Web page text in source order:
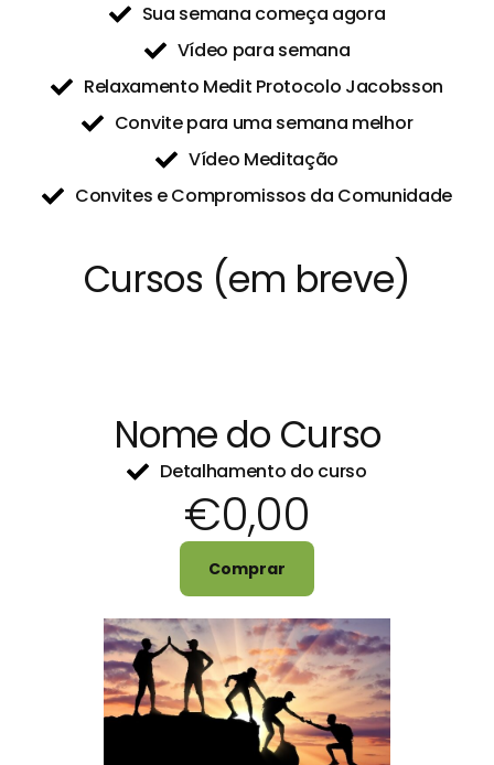
Sua semana começa agora
Vídeo para semana
Relaxamento Medit Protocolo Jacobsson
Convite para uma semana melhor
Vídeo Meditação
Convites e Compromissos da Comunidade
Cursos (em breve)
Nome do Curso
Detalhamento do curso
€0,00
Comprar